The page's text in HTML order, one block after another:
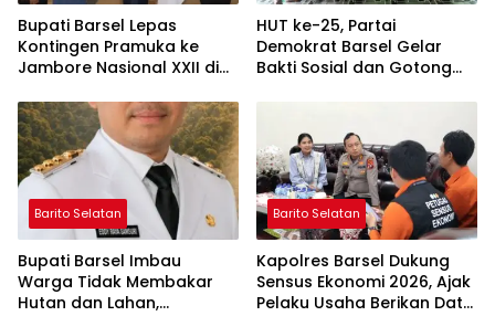
Bupati Barsel Lepas
Kontingen Pramuka ke
Jambore Nasional XXII di
HUT ke-25, Partai
Demokrat Barsel Gelar
Bakti Sosial dan Gotong
Ashfiya
Barito Selatan
Bupati Barsel Imbau
Warga Tidak Membakar
Hutan dan Lahan,
Barito Selatan
Kapolres Barsel Dukung
Sensus Ekonomi 2026, Ajak
Pelaku Usaha Berikan Data